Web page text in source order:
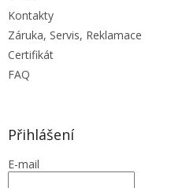
Kontakty
Záruka, Servis, Reklamace
Certifikát
FAQ
Přihlášení
E-mail